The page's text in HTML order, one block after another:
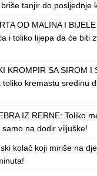
tanjir do posljednje
OD MALINA I
i toliko lijepa da će biti
KROMPIR SA SIROM I
toliko kremastu sredinu
IZ RERNE: Toliko
na dodir viljuške!
kolač koji miriše na